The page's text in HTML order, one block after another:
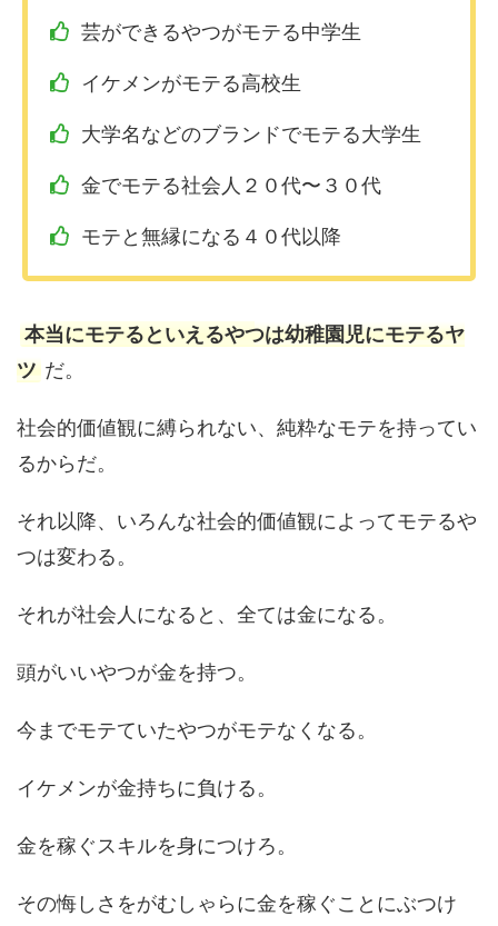
芸ができるやつがモテる中学生
イケメンがモテる高校生
大学名などのブランドでモテる大学生
金でモテる社会人２０代〜３０代
モテと無縁になる４０代以降
本当にモテるといえるやつは幼稚園児にモテるヤ
ツ だ。
社会的価値観に縛られない、純粋なモテを持ってい
るからだ。
それ以降、いろんな社会的価値観によってモテるや
つは変わる。
それが社会人になると、全ては金になる。
頭がいいやつが金を持つ。
今までモテていたやつがモテなくなる。
イケメンが金持ちに負ける。
金を稼ぐスキルを身につけろ。
その悔しさをがむしゃらに金を稼ぐことにぶつけ